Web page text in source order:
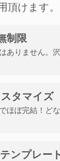
頂けます。
制限
ありません。
タマイズ
ほぼ完結！ど
ンプレート